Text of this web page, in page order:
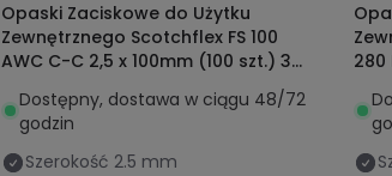
Opaski Zaciskowe do Użytku
Zewnętrznego Scotchflex FS 100
AWC C-C 2,5 x 100mm (100 szt.) 3M
Dostępny, dostawa w ciągu 48/72
godzin
Szerokość 2.5 mm
280